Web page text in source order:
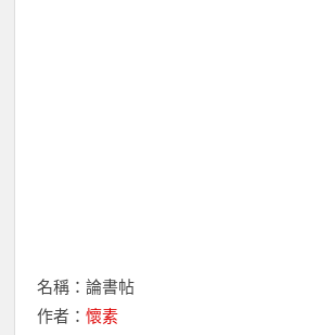
名稱：論書帖
作者：懷素